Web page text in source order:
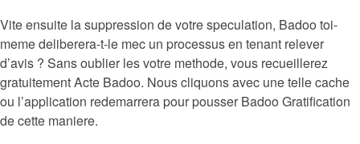
Vite ensuite la suppression de votre speculation, Badoo toi-
meme deliberera-t-le mec un processus en tenant relever
d’avis ? Sans oublier les votre methode, vous recueillerez
gratuitement Acte Badoo. Nous cliquons avec une telle cache
ou l’application redemarrera pour pousser Badoo Gratification
de cette maniere.